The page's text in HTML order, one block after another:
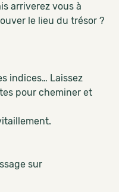
arriverez vous à
le lieu du trésor ?
indices… Laissez
pour cheminer et
sur